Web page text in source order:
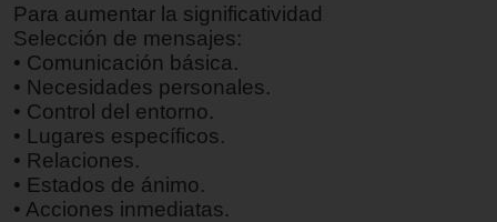
Para aumentar la significatividad
Selección de mensajes:
• Comunicación básica.
• Necesidades personales.
• Control del entorno.
• Lugares específicos.
• Relaciones.
• Estados de ánimo.
• Acciones inmediatas.